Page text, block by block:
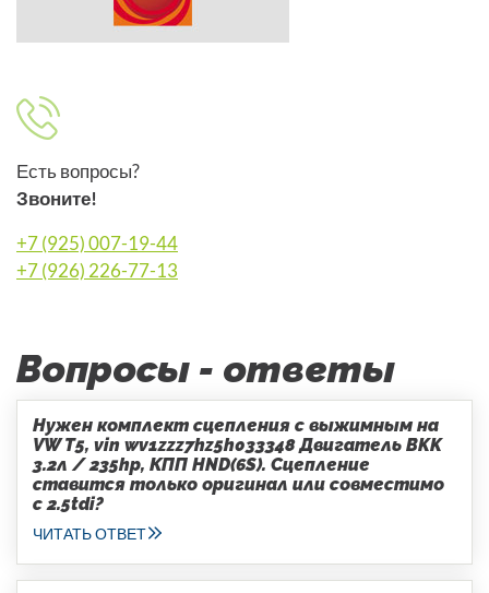
Есть вопросы?
Звоните!
+7 (925) 007-19-44
+7 (926) 226-77-13
Вопросы - ответы
Нужен комплект сцепления с выжимным на
VW T5, vin wv1zzz7hz5h033348 Двигатель BKK
3.2л / 235hp, КПП HND(6S). Сцепление
ставится только оригинал или совместимо
с 2.5tdi?
ЧИТАТЬ ОТВЕТ